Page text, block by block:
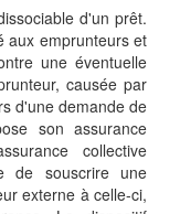
d'un prêt.
aux emprunteurs et
une éventuelle
causée par
d'une demande de
son assurance
collective
de souscrire une
externe à celle-ci,